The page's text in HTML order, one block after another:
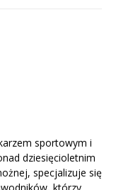
sportowym i
dziesięcioletnim
specjalizuje się